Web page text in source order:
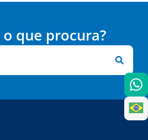
que procura?